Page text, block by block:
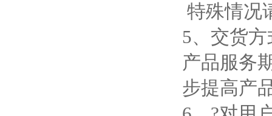
特殊情况
5、交货
产品服务
步提高产